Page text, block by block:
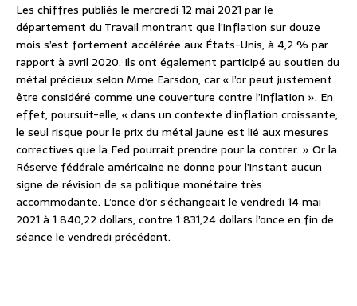
Les chiffres publiés le mercredi 12 mai 2021 par le
département du Travail montrant que l’inflation sur douze
mois s’est fortement accélérée aux États-Unis, à 4,2 % par
rapport à avril 2020. Ils ont également participé au soutien du
métal précieux selon Mme Earsdon, car « l’or peut justement
être considéré comme une couverture contre l’inflation ». En
effet, poursuit-elle, « dans un contexte d’inflation croissante,
le seul risque pour le prix du métal jaune est lié aux mesures
correctives que la Fed pourrait prendre pour la contrer. » Or la
Réserve fédérale américaine ne donne pour l’instant aucun
signe de révision de sa politique monétaire très
accommodante. L’once d’or s’échangeait le vendredi 14 mai
2021 à 1 840,22 dollars, contre 1 831,24 dollars l’once en fin de
séance le vendredi précédent.